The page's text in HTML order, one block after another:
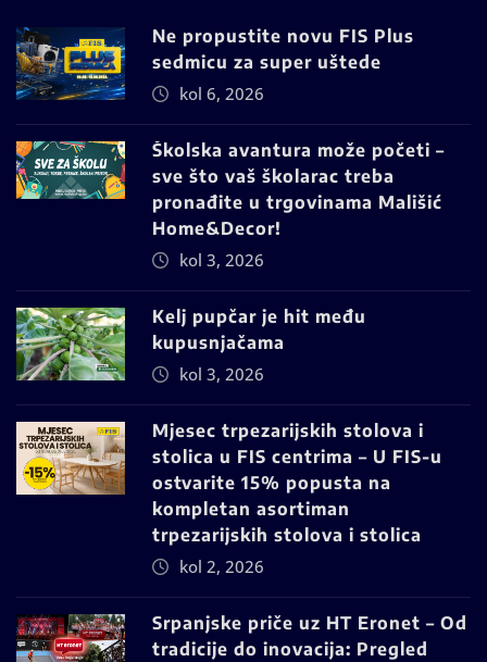
Ne propustite novu FIS Plus
sedmicu za super uštede
kol 6, 2026
Školska avantura može početi –
sve što vaš školarac treba
pronađite u trgovinama Mališić
Home&Decor!
kol 3, 2026
Kelj pupčar je hit među
kupusnjačama
kol 3, 2026
Mjesec trpezarijskih stolova i
stolica u FIS centrima – U FIS-u
ostvarite 15% popusta na
kompletan asortiman
trpezarijskih stolova i stolica
kol 2, 2026
Srpanjske priče uz HT Eronet – Od
tradicije do inovacija: Pregled